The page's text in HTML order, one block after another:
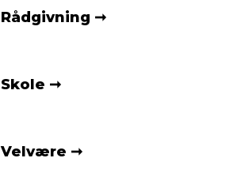
Rådgivning
Skole
Velvære